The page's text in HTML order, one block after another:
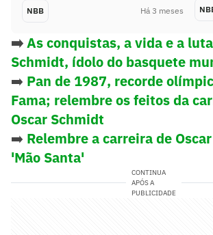
NBB Há 3 meses
➡️As conquistas, a vida e a
Schmidt, ídolo do basquete
➡️ Pan de 1987, recorde
Fama; relembre os feitos da
Oscar Schmidt
➡️ Relembre a carreira de
'Mão Santa'
CONTINUA
APÓS A
PUBLICIDADE